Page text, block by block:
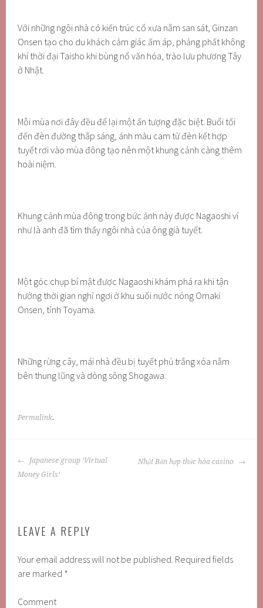
Với những ngôi nhà có kiến trúc cổ xưa nằm san sát, Ginzan
Onsen tạo cho du khách cảm giác ấm áp, phảng phất không
khí thời đại Taisho khi bùng nổ văn hóa, trào lưu phương Tây
ở Nhật.
Mỗi mùa nơi đây đều để lại một ấn tượng đặc biệt. Buổi tối
đến đèn đường thắp sáng, ánh màu cam từ đèn kết hợp
tuyết rơi vào mùa đông tạo nên một khung cảnh càng thêm
hoài niệm.
Khung cảnh mùa đông trong bức ảnh này được Nagaoshi ví
như là anh đã tìm thấy ngôi nhà của ông già tuyết.
Một góc chụp bí mật được Nagaoshi khám phá ra khi tận
hưởng thời gian nghỉ ngơi ở khu suối nước nóng Omaki
Onsen, tỉnh Toyama.
Những rừng cây, mái nhà đều bị tuyết phủ trắng xóa nằm
bên thung lũng và dòng sông Shogawa.
Permalink.
POST
NAVIGATION
Japanese group ‘Virtual
Money Girls’
Nhật Bản hợp thức hóa casino
LEAVE A REPLY
Your email address will not be published. Required fields
are marked *
Comment